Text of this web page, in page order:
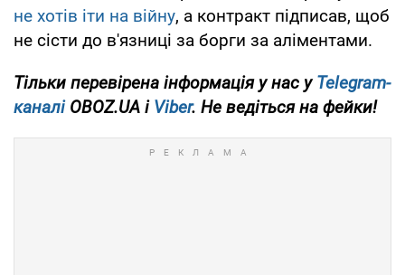
не хотів іти на війну, а контракт підписав, щоб
не сісти до в'язниці за борги за аліментами.
Тільки перевірена інформація у нас уTelegram-
каналіOBOZ.UA і Viber. Не ведіться на фейки!